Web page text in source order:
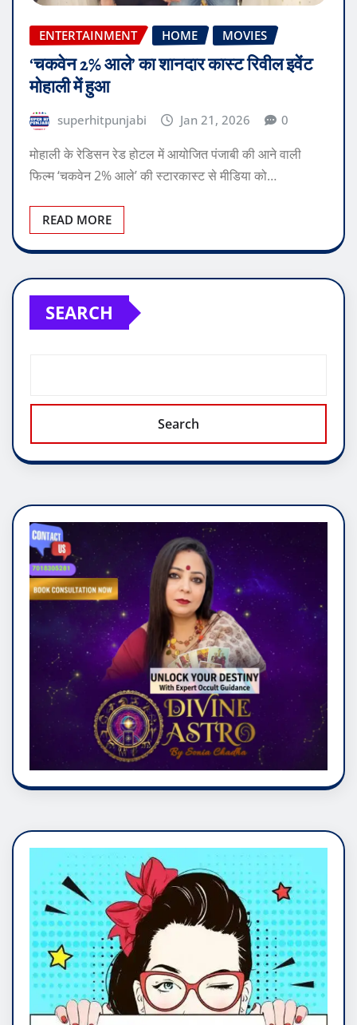
ENTERTAINMENT HOME MOVIES
‘चकवेन 2% आले’ का शानदार कास्ट रिवील इवेंट
मोहाली में हुआ
superhitpunjabi Jan 21, 2026 0
मोहाली के रेडिसन रेड होटल में आयोजित पंजाबी की आने वाली
फिल्म ‘चकवेन 2% आले’ की स्टारकास्ट से मीडिया को…
READ MORE
SEARCH
Search